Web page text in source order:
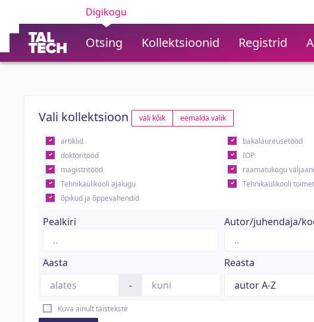
Digikogu
Otsing Kollektsioonid Registrid
Vali kollektsioon vali kõik eemalda valik
artiklid bakalaureusetööd
doktoritööd
IOP
magistritööd
raamatukogu
Tehnikaülikooli ajalugu
Tehnikaülikooli
õpikud ja õppevahendid
Pealkiri Autor/juhendaja/
Aasta
-
Reasta
Kuva ainult täistekste